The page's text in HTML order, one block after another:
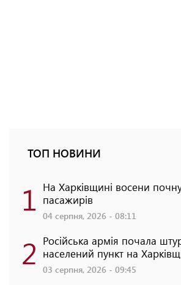
ТОП НОВИНИ
1 На Харківщині восени
пасажирів
04 серпня, 2026 - 08:11
2 Російська армія почала
населений пункт на
03 серпня, 2026 - 09:45